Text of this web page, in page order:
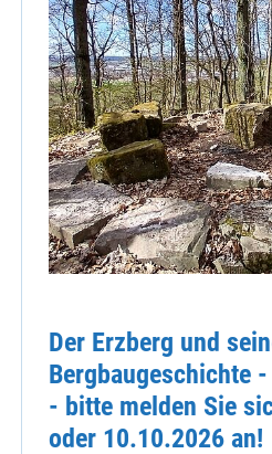
Der Erzberg und
Bergbaugeschichte
- bitte melden Sie
oder 10.10.2026 an!